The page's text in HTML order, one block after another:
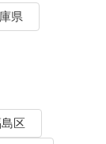
県
区